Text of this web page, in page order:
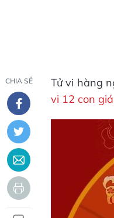
CHIA SẺ Tử vi hàng
vi 12 con